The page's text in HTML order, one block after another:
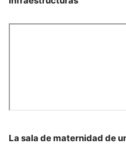
La sala de maternidad de